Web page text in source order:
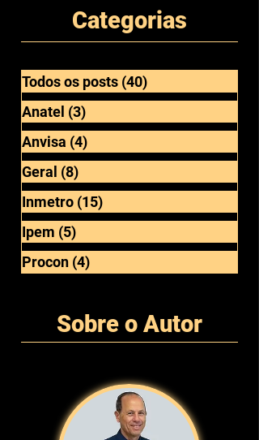
Categorias
Todos os posts
Anatel (3)3 posts
Anvisa(4)
Geral(8)8 posts
Inmetro
Ipem(5)5 posts